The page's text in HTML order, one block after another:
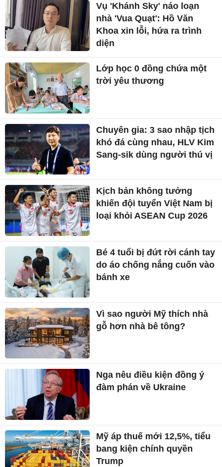
Vụ 'Khánh Sky' náo loạn
nhà 'Vua Quạt': Hồ Văn
Khoa xin lỗi, hứa ra trình
diện
Lớp học 0 đồng chứa một
trời yêu thương
Chuyên gia: 3 sao nhập tịch
khó đá cùng nhau, HLV Kim
Sang-sik dùng người thú vị
Kịch bản không tưởng
khiến đội tuyển Việt Nam bị
loại khỏi ASEAN Cup 2026
Bé 4 tuổi bị đứt rời cánh tay
do áo chống nắng cuốn vào
bánh xe
Vì sao người Mỹ thích nhà
gỗ hơn nhà bê tông?
Nga nêu điều kiện đồng ý
đàm phán về Ukraine
Mỹ áp thuế mới 12,5%, tiểu
bang kiện chính quyền
Trump